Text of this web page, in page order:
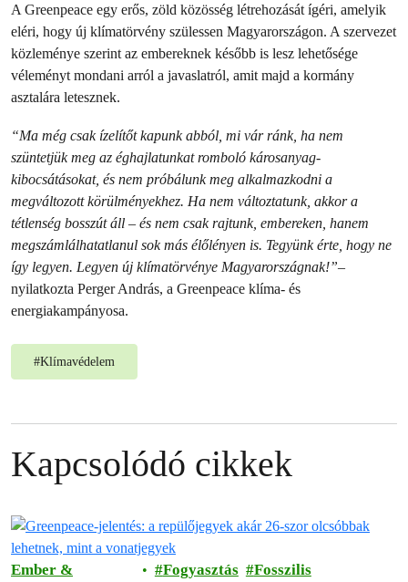
A Greenpeace egy erős, zöld közösség létrehozását ígéri, amelyik
eléri, hogy új klímatörvény szülessen Magyarországon. A szervezet
közleménye szerint az embereknek később is lesz lehetősége
véleményt mondani arról a javaslatról, amit majd a kormány
asztalára letesznek.
“Ma még csak ízelítőt kapunk abból, mi vár ránk, ha nem
szüntetjük meg az éghajlatunkat romboló károsanyag-
kibocsátásokat, és nem próbálunk meg alkalmazkodni a
megváltozott körülményekhez. Ha nem változtatunk, akkor a
tétlenség bosszút áll – és nem csak rajtunk, embereken, hanem
megszámlálhatatlanul sok más élőlényen is. Tegyünk érte, hogy ne
így legyen. Legyen új klímatörvénye Magyarországnak!”–
nyilatkozta Perger András, a Greenpeace klíma- és
energiakampányosa.
#Klímavédelem
Kapcsolódó cikkek
Ember &
Fogyasztás
Fosszilis